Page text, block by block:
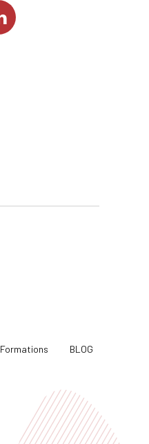
Formations
BLOG